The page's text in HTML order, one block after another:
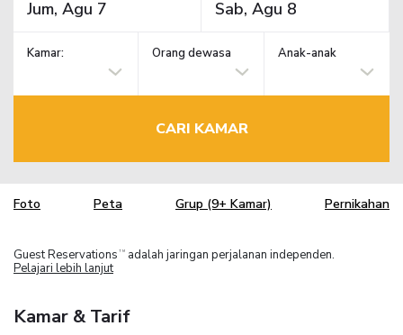
Kamar: Orang dewasa Anak-anak
CARI KAMAR
Foto Peta Grup (9+ Kamar) Pernikahan
Guest Reservations TM
adalah jaringan perjalanan independen.
Pelajari lebih lanjut
Kamar & Tarif